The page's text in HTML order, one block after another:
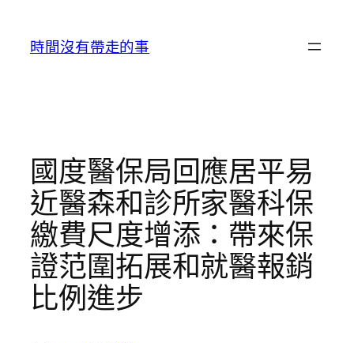
時間沒有帶走的事
國度醫保局回應居平易
近醫森和診所家醫科保
繳費尺度增添：帶來保
證范圍拓展和就醫報銷
比例進步